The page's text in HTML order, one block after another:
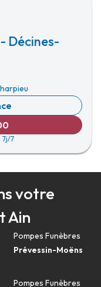
Décines-
7j/7
votre
Ain
Pompes Funèbres
Prévessin-Moëns
Pompes Funèbres